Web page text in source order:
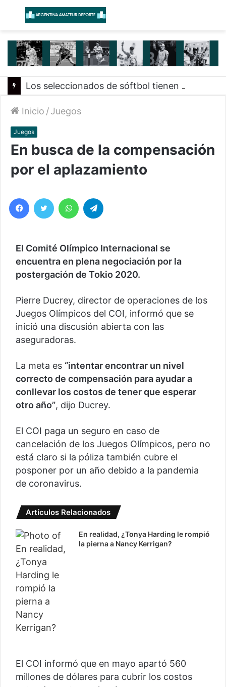
Menú
Inicio /Juegos
Juegos
En busca de la compensación
por el aplazamiento
Facebook
Twitter WhatsApp
El Comité Olímpico Internacional se
encuentra en plena negociación por la
postergación de Tokio 2020.
Pierre Ducrey, director de operaciones de los
Juegos Olímpicos del COI, informó que se
inició una discusión abierta con las
aseguradoras.
La meta es “intentar encontrar un nivel
correcto de compensación para ayudar a
conllevar los costos de tener que esperar
otro año”, dijo Ducrey.
El COI paga un seguro en caso de
cancelación de los Juegos Olímpicos, pero no
está claro si la póliza también cubre el
posponer por un año debido a la pandemia
de coronavirus.
Artículos Relacionados
En realidad, ¿Tonya Harding le rompió
la pierna a Nancy Kerrigan?
El COI informó que en mayo apartó 560
millones de dólares para cubrir los costos